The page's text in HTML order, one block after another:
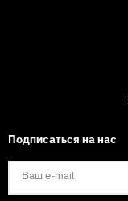
Подписаться на нас